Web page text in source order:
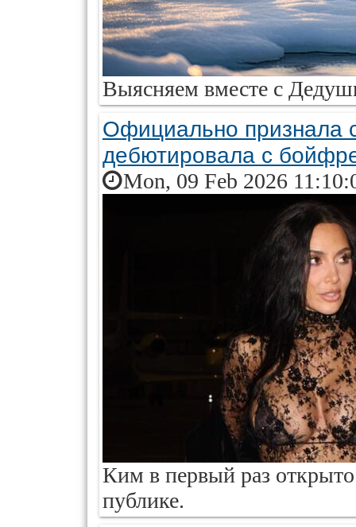
Выясняем вместе с
Официально признала
дебютировала с
Mon, 09 Feb 2026
Ким в первый раз
публике.